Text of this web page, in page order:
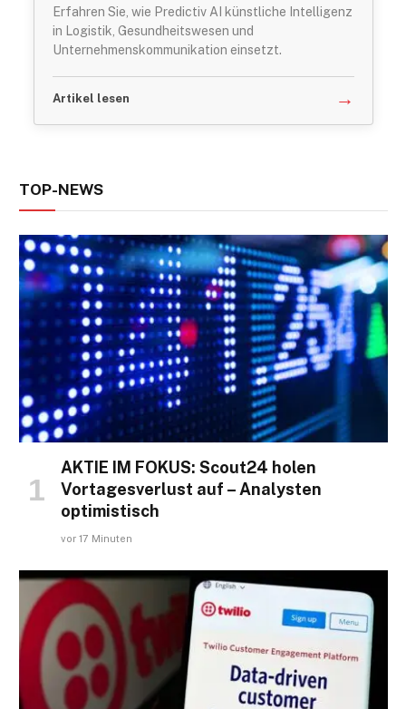
Erfahren Sie, wie Predictiv AI künstliche Intelligenz
in Logistik, Gesundheitswesen und
Unternehmenskommunikation einsetzt.
Artikel lesen →
TOP-NEWS
AKTIE IM FOKUS: Scout24 holen
Vortagesverlust auf – Analysten
optimistisch
vor 17 Minuten